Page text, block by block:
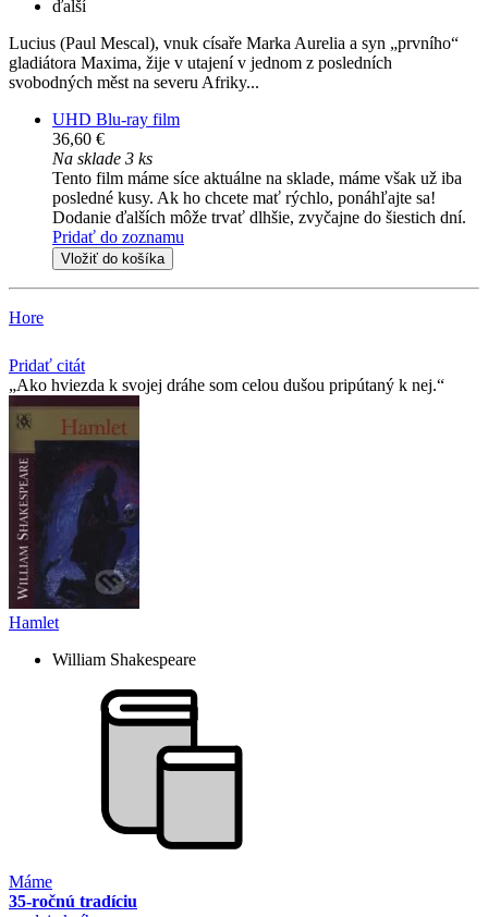
ďalší
Lucius (Paul Mescal), vnuk císaře Marka Aurelia a syn „prvního“
gladiátora Maxima, žije v utajení v jednom z posledních
svobodných měst na severu Afriky...
UHD Blu-ray film
36,60 €
Na sklade 3 ks
Tento film máme síce aktuálne na sklade, máme však už iba
posledné kusy. Ak ho chcete mať rýchlo, ponáhľajte sa!
Dodanie ďalších môže trvať dlhšie, zvyčajne do šiestich dní.
Pridať do zoznamu
Vložiť do košíka
Hore
Pridať citát
Ako hviezda k svojej dráhe som celou dušou pripútaný k nej.
Hamlet
William Shakespeare
Máme
35-ročnú tradíciu